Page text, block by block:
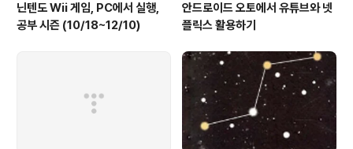
닌텐도 Wii 게임, PC에서 실행,
공부 시즌 (10/18~12/10)
안드로이드 오토에서 유튜브와 넷
플릭스 활용하기